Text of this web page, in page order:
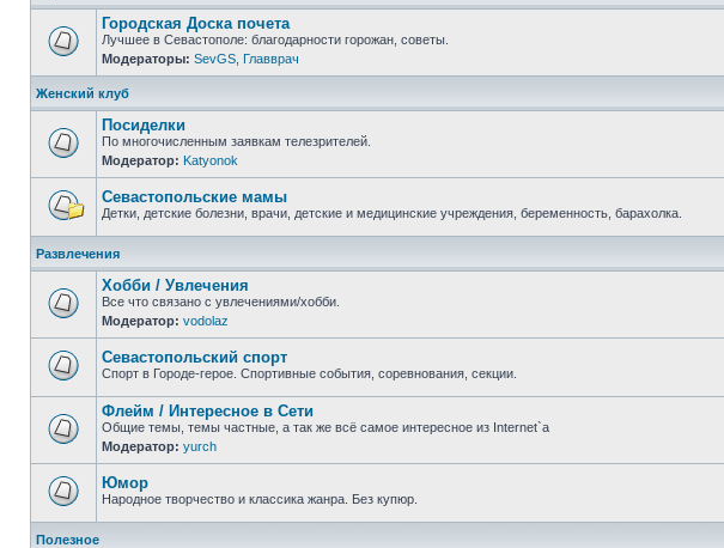
Нет
непрочитанных
сообщений
Городская Доска почета
Лучшее в Севастополе: благодарности горожан, советы.
Модераторы: SevGS Главврач
Женский клуб
Нет
непрочитанных
сообщений
Посиделки
По многочисленным заявкам телезрителей.
Модератор: Katyonok
непрочитанных
сообщений
Севастопольские мамы
Детки, детские болезни, врачи, детские и медицинские учреждения, беременность, барахолка.
Развлечения
Нет
непрочитанных
сообщений
Хобби / Увлечения
Все что связано с увлечениями/хобби.
Модератор: vodolaz
непрочитанных
сообщений
Севастопольский спорт
Спорт в Городе-герое. Спортивные события, соревнования, секции.
Нет
непрочитанных
сообщений
Флейм / Интересное в Cети
Общие темы, темы частные, а так же всё самое интересное из Internet`а
Модератор: yurch
непрочитанных
сообщений
Юмор
Народное творчество и классика жанра. Без купюр.
Полезное